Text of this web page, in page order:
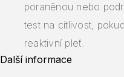
poraněnou nebo
test na citlivost,
reaktivní pleť.
Další informace